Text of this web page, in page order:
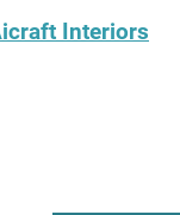
Interiors